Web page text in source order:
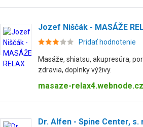
Jozef Niščák - MASÁŽE
Pridať hodnotenie
Masáže, shiatsu, akupresúra,
zdravia, doplnky výživy.
masaze-relax4.webnode.cz
Dr. Alfen - Spine Center, s.